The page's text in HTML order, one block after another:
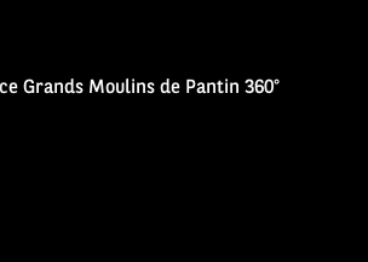
Grands Moulins de Pantin 360°